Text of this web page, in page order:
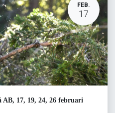
FEB.
17
17, 19, 24, 26 februari